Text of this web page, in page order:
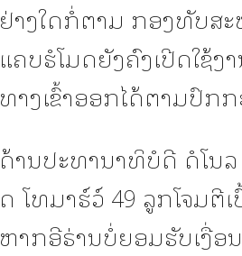
ຢ່າງໃດກໍ່ຕາມ ກອງທັບສ
ແຄບຮໍໂມດຍັງຄົງເປີດໃຊ້
ທາງເຂົ້າອອກໄດ້ຕາມປົກ
ດ້ານປະທານາທິບໍດີ ດໍໂນ
ດ ໂທມາຮ໌ວ໌ 49 ລູກໂຈມຕີ
ຫາກອີຣ່ານບໍ່ຍອມຮັບເງື່ອ